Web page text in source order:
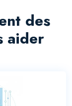
des
aider